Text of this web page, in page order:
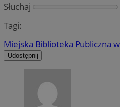
Słuchaj
Tagi:
Miejska Biblioteka Publiczna w
Udostępnij